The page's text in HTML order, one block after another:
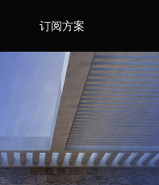
订阅方案